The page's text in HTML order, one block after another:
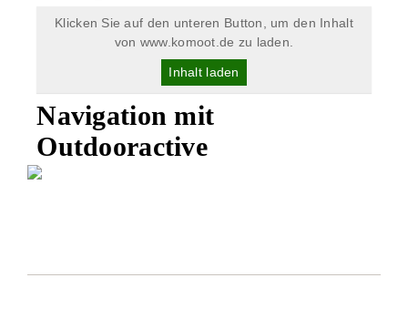
Klicken Sie auf den unteren Button, um den Inhalt
von www.komoot.de zu laden.
Inhalt laden
Navigation mit
Outdooractive